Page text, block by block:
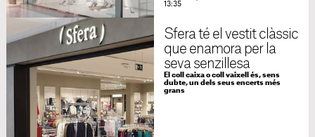
13:35
Sfera té el vestit clàssic
que enamora per la
seva senzillesa
El coll caixa o coll vaixell és, sens
dubte, un dels seus encerts més
grans